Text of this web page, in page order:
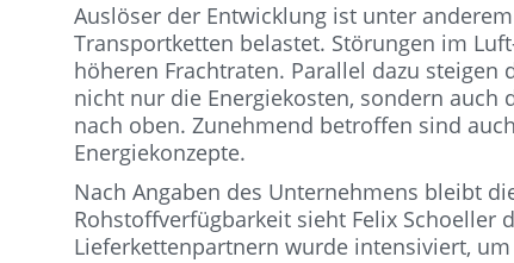
Auslöser der Entwicklung ist unter
Transportketten belastet. Störungen im
höheren Frachtraten. Parallel dazu
nicht nur die Energiekosten, sondern
nach oben. Zunehmend betroffen sind
Energiekonzepte.
Nach Angaben des Unternehmens bleibt
Rohstoffverfügbarkeit sieht Felix Schoeller
Lieferkettenpartnern wurde intensiviert,